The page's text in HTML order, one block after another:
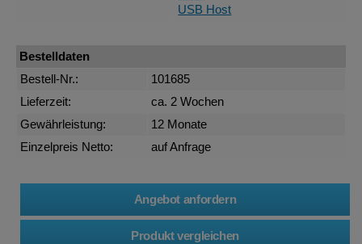
USB Host
Bestelldaten
Bestell-Nr.:
101685
Lieferzeit:
ca. 2 Wochen
Gewährleistung:
12 Monate
Einzelpreis Netto:
auf Anfrage